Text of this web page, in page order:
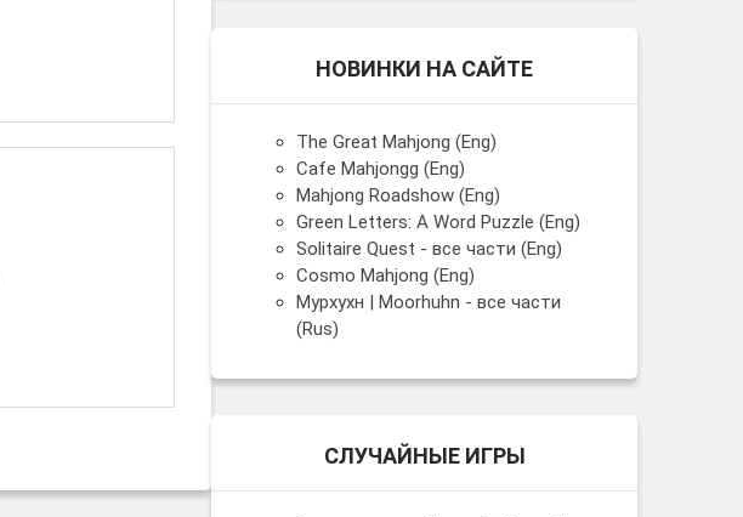
НОВИНКИ НА САЙТЕ
The Great Mahjong (Eng)
Cafe Mahjongg (Eng)
Mahjong Roadshow (Eng)
Green Letters: A Word Puzzle (Eng)
Solitaire Quest - все части (Eng)
Cosmo Mahjong (Eng)
Мурхухн | Moorhuhn - все части
(Rus)
СЛУЧАЙНЫЕ ИГРЫ